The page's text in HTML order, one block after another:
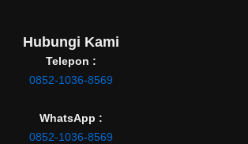
Hubungi Kami
Telepon :
0852-1036-8569
WhatsApp :
0852-1036-8569